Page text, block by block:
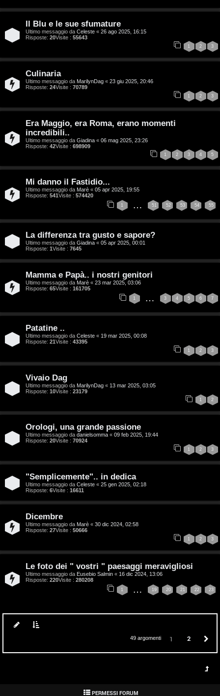
v
i
C
e
r
c
a
F
A
Q
Il Blu e le sue sfumature
Ultimo messaggio da Celeste « 26 ago 2025, 16:15
Risposte: 20Visite : 55643
1 2 3
Culinaria
Ultimo messaggio da MarilynDag « 23 giu 2025, 20:46
Risposte: 24Visite : 70789
1 2 3
Era Maggio, era Roma, erano momenti
incredibili..
Ultimo messaggio da Giadina « 06 mag 2025, 23:26
Risposte: 42Visite : 698909
1 2 3 4 5
Mi danno il Fastidio...
Ultimo messaggio da Marè « 05 apr 2025, 19:55
Risposte: 541 Visite : 574420
1 … 51 52 53 54 55
La differenza tra gusto e sapore?
Ultimo messaggio da Giadina « 05 apr 2025, 00:01
Risposte: 1 Visite : 7645
Mamma e Papà.. i nostri genitori
Ultimo messaggio da Marè « 23 mar 2025, 03:06
Risposte: 65Visite : 161705
1 … 3 4 5 6 7
Patatine ..
Ultimo messaggio da Celeste « 19 mar 2025, 00:08
Risposte: 21 Visite : 43395
1 2 3
Vivaio Dag
Ultimo messaggio da MarilynDag « 13 mar 2025, 03:05
Risposte: 10Visite : 23179
1 2
Orologi, una grande passione
Ultimo messaggio da danielsomma « 09 feb 2025, 19:44
Risposte: 20Visite : 70924
1 2 3
"Semplicemente".. in dedica
Ultimo messaggio da Celeste « 25 gen 2025, 02:18
Risposte: 6Visite : 16611
Dicembre
Ultimo messaggio da Marè « 30 dic 2024, 02:58
Risposte: 27Visite : 50666
1 2 3
Le foto dei " vostri " paesaggi meravigliosi
Ultimo messaggio da Eusebio Salmin « 16 dic 2024, 13:06
Risposte: 220Visite : 280208
1 … 19 20 21 22 23
49 argomenti 1 2
c
a
:
C
D
V
n
i
i
i
g
i
t
a
S
t
o
r
e
:
G
i
g
i
’
A
o
t
PERMESSI FORUM